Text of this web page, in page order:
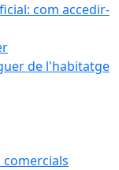
com accedir-
de l'habitatge